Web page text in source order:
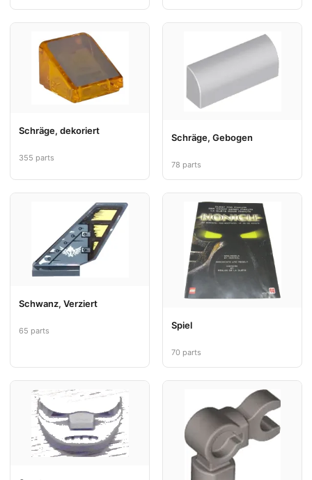
Schräge, dekoriert
355 parts
Schräge, Gebogen
78 parts
Schwanz, Verziert
65 parts Spiel
70 parts